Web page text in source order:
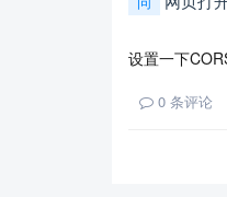
设置一下
0 条评论